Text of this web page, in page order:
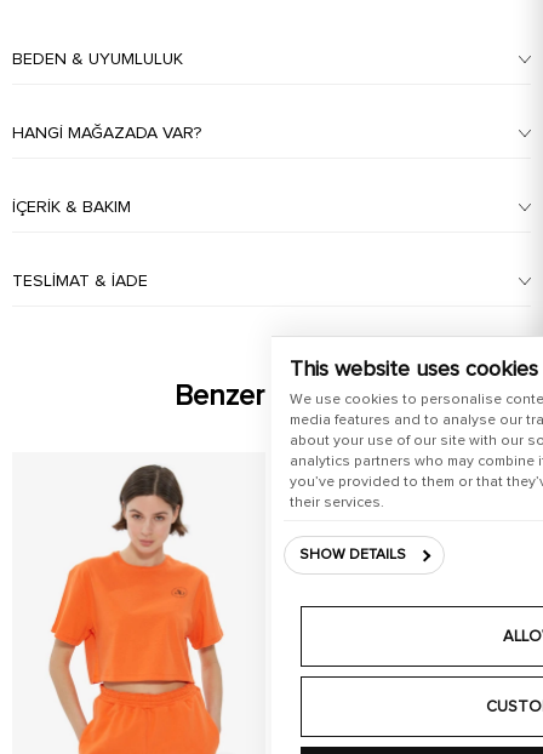
This website uses cookies
We use cookies to personalise
media features and to analyse our
about your use of our site with our
analytics partners who may
you’ve provided to them or that
their services.
SHOW DETAILS
BEDEN & UYUMLULUK
HANGI MAĞAZADA VAR?
İÇERIK & BAKIM
TESLIMAT & İADE
Benzer Ürünler